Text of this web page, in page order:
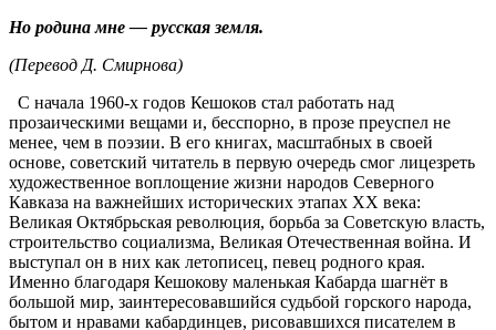
Но родина мне — русская земля.
(Перевод Д. Смирнова)
С начала 1960-х годов Кешоков стал работать над
прозаическими вещами и, бесспорно, в прозе преуспел не
менее, чем в поэзии. В его книгах, масштабных в своей
основе, советский читатель в первую очередь смог лицезреть
художественное воплощение жизни народов Северного
Кавказа на важнейших исторических этапах XX века:
Великая Октябрьская революция, борьба за Советскую власть,
строительство социализма, Великая Отечественная война. И
выступал он в них как летописец, певец родного края.
Именно благодаря Кешокову маленькая Кабарда шагнёт в
большой мир, заинтересовавшийся судьбой горского народа,
бытом и нравами кабардинцев, рисовавшихся писателем в